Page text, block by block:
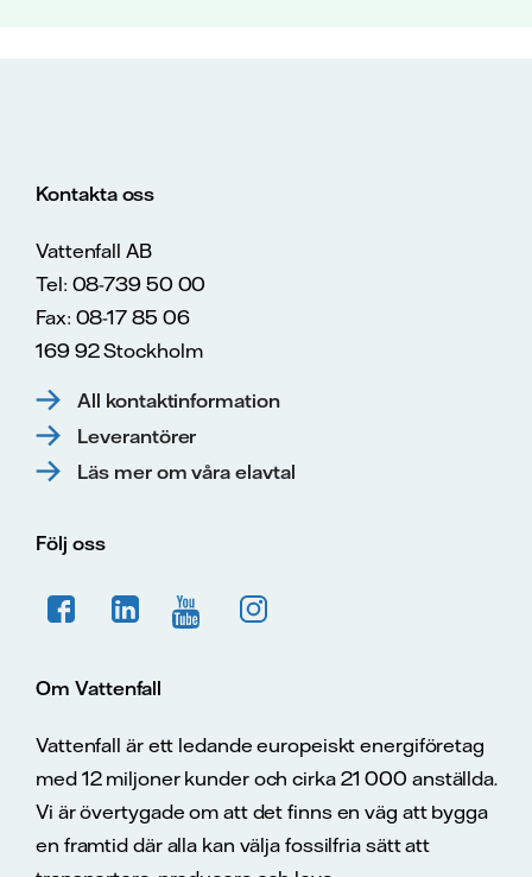
Kontakta oss
Vattenfall AB
Tel: 08-739 50 00
Fax: 08-17 85 06
169 92 Stockholm
All kontaktinformation
Leverantörer
Läs mer om våra elavtal
Följ oss
Om Vattenfall
Vattenfall är ett ledande europeiskt energiföretag
med 12 miljoner kunder och cirka 21 000 anställda.
Vi är övertygade om att det finns en väg att bygga
en framtid där alla kan välja fossilfria sätt att